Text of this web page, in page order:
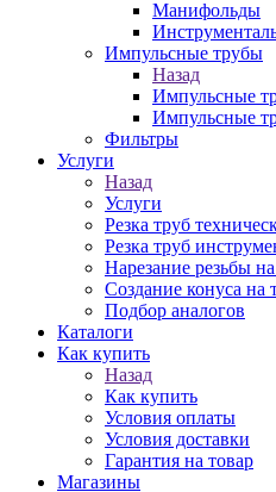
Манифольды
Импульсные трубы
Назад
Импульсные
Импульсные
Фильтры
Услуги
Назад
Услуги
Резка труб
Резка труб
Нарезание резьбы
Создание конуса на
Подбор аналогов
Каталоги
Как купить
Назад
Как купить
Условия оплаты
Условия доставки
Гарантия на товар
Магазины